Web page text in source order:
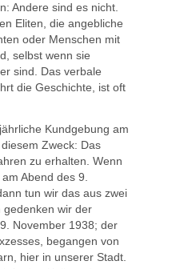
Andere sind es nicht.
Eliten, die angebliche
oder Menschen mit
selbst wenn sie
sind. Das verbale
die Geschichte, ist oft
Kundgebung am
Zweck: Das
zu erhalten. Wenn
Abend des 9.
tun wir das aus zwei
wir der
November 1938; der
begangen von
hier in unserer Stadt.